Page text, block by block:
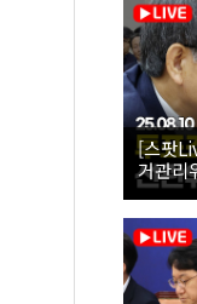
[스팟
거관리
회 |